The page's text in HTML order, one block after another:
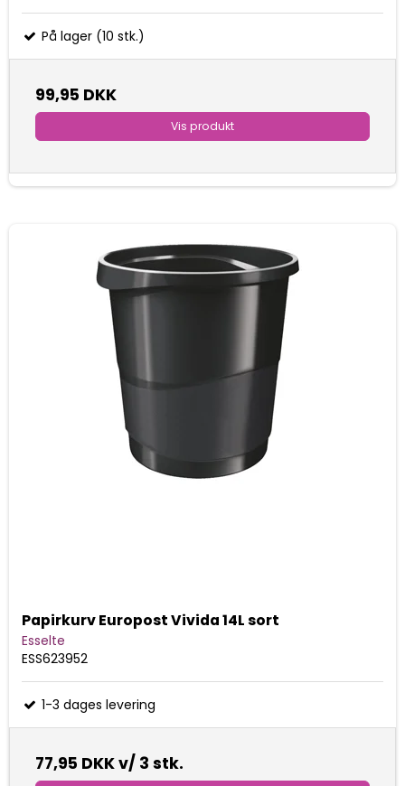
På lager (10 stk.)
99,95 DKK
Vis produkt
Papirkurv Europost Vivida 14L sort
Esselte
ESS623952
1-3 dages levering
77,95 DKKv/ 3 stk.